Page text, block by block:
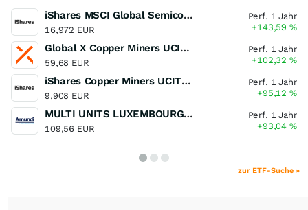
iShares MSCI Global Semiconductors UCITS ETF USD (Acc)
16,972 EUR
Perf. 1 Jahr
+143,59%
Global X Copper Miners UCITS ETF USD Acc
59,68 EUR
Perf. 1 Jahr
+102,32%
iShares Copper Miners UCITS ETF
9,908 EUR
Perf. 1 Jahr
+95,12%
MULTI UNITS LUXEMBOURG - Lyxor MSCI Semiconductors ESG Filtered
109,56 EUR
Perf. 1 Jahr
+93,04%
zur ETF-Suche »